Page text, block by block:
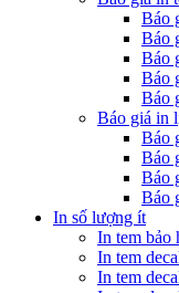
Báo
Báo
Báo
Báo
Báo
Báo giá in
Báo
Báo
Báo
Báo
In số lượng ít
In tem bảo
In tem
In tem